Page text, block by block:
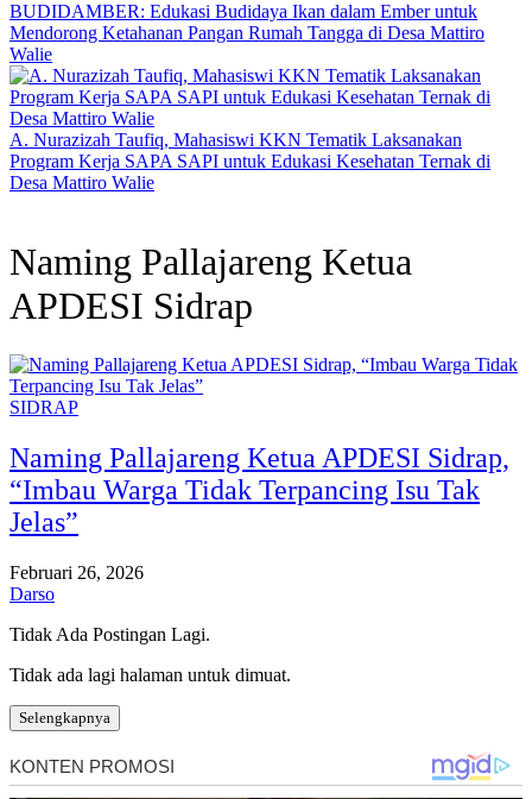
BUDIDAMBER: Edukasi Budidaya Ikan dalam Ember untuk
Mendorong Ketahanan Pangan Rumah Tangga di Desa Mattiro
Walie
A. Nurazizah Taufiq, Mahasiswi KKN Tematik Laksanakan
Program Kerja SAPA SAPI untuk Edukasi Kesehatan Ternak di
Desa Mattiro Walie
Naming Pallajareng Ketua
APDESI Sidrap
SIDRAP
Naming Pallajareng Ketua APDESI Sidrap,
“Imbau Warga Tidak Terpancing Isu Tak
Jelas”
Februari 26, 2026
Darso
Tidak Ada Postingan Lagi.
Tidak ada lagi halaman untuk dimuat.
Selengkapnya